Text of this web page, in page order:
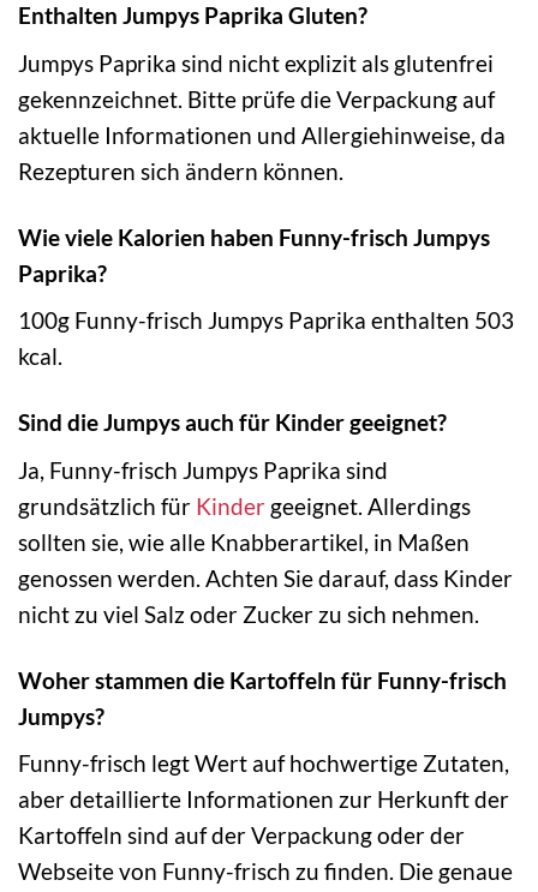
Enthalten Jumpys Paprika Gluten?
Jumpys Paprika sind nicht explizit als glutenfrei
gekennzeichnet. Bitte prüfe die Verpackung auf
aktuelle Informationen und Allergiehinweise, da
Rezepturen sich ändern können.
Wie viele Kalorien haben Funny-frisch Jumpys
Paprika?
100g Funny-frisch Jumpys Paprika enthalten 503
kcal.
Sind die Jumpys auch für Kinder geeignet?
Ja, Funny-frisch Jumpys Paprika sind
grundsätzlich für Kinder geeignet. Allerdings
sollten sie, wie alle Knabberartikel, in Maßen
genossen werden. Achten Sie darauf, dass Kinder
nicht zu viel Salz oder Zucker zu sich nehmen.
Woher stammen die Kartoffeln für Funny-frisch
Jumpys?
Funny-frisch legt Wert auf hochwertige Zutaten,
aber detaillierte Informationen zur Herkunft der
Kartoffeln sind auf der Verpackung oder der
Webseite von Funny-frisch zu finden. Die genaue